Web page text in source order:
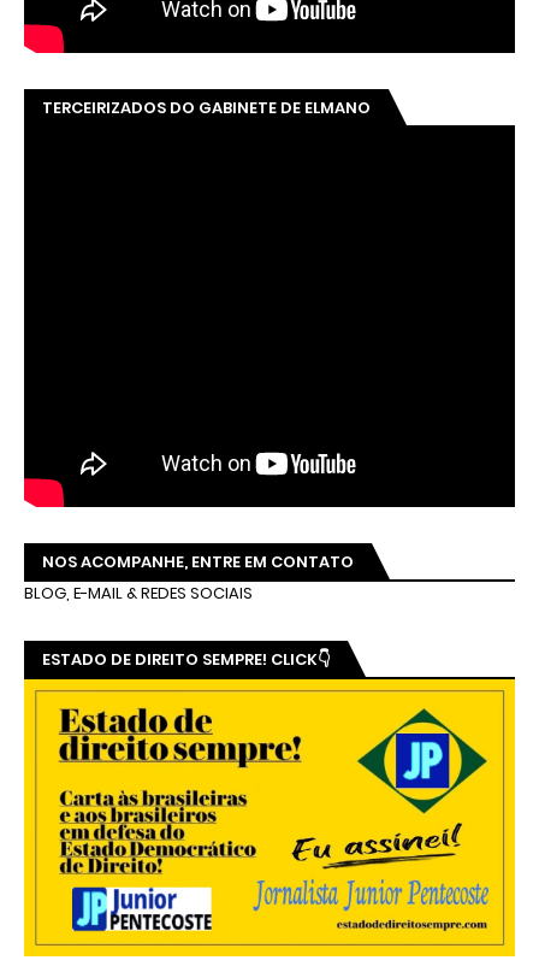
TERCEIRIZADOS DO GABINETE DE ELMANO
NOS ACOMPANHE, ENTRE EM CONTATO
BLOG, E-MAIL & REDES SOCIAIS
ESTADO DE DIREITO SEMPRE! CLICK👇